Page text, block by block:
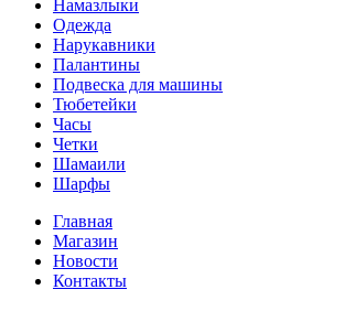
дуга",
"любимые
молитвы
пророка
Мухаммада
Саллялаху
Галяйхи
Вассаляма",
"рука
Фатыйма
Радыйаллаху
Ганх".
Товар
есть
Намазлыки
Одежда
Нарукавники
Палантины
Подвеска для машины
Тюбетейки
Часы
Четки
Шамаили
Шарфы
Главная
Магазин
Новости
Контакты